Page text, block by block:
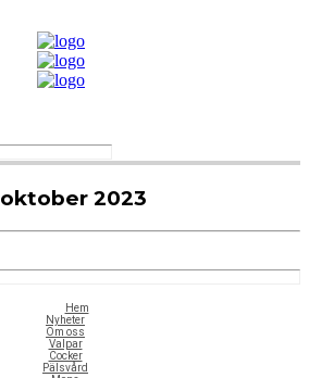
Hem
Nyheter
Om oss
Valpar
Cocker
Pälsvård
oktober 2023